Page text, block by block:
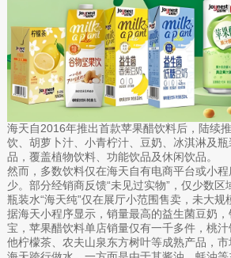
海天自2016年推出首款苹果醋饮料后，陆续
饮、胡萝卜汁、小青柠汁、豆奶、冰淇淋及瓶
品，覆盖植物饮料、功能饮品及休闲饮品。
然而，多数饮料仅在海天自有电商平台或小
少。部分经销商反馈“未见过实物”，仅少数区
瓶装水“海天纯”仅在展厅小范围售卖，未大
据海天小程序显示，销量最高的益生菌豆奶
宝，苹果醋饮料单店销量仅有一千多件，桃
他柠檬茶、农夫山泉东方树叶等成熟产品，市